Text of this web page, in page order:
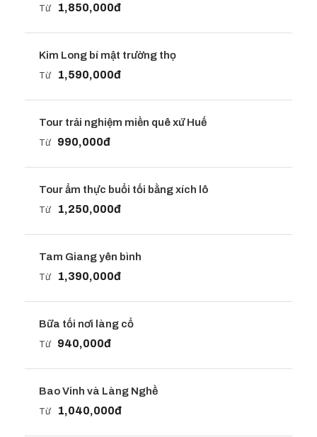
Từ 1,850,000đ
Kim Long bí mật trường thọ
Từ 1,590,000đ
Tour trải nghiệm miền quê xứ Huế
Từ 990,000đ
Tour ẩm thực buổi tối bằng xích lô
Từ 1,250,000đ
Tam Giang yên bình
Từ 1,390,000đ
Bữa tối nơi làng cổ
Từ 940,000đ
Bao Vinh và Làng Nghề
Từ 1,040,000đ